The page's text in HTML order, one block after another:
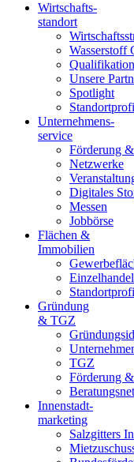
Wirtschafts-
­standort
Wasserstoff
Unsere
Spotlight
Unternehmens-
­service
Förderung
Netzwerke
Digitales
Messen
Jobbörse
Flächen &
Immobilien
Gründung
& TGZ
TGZ
Förderung
Innenstadt-
­marketing
Salzgitters